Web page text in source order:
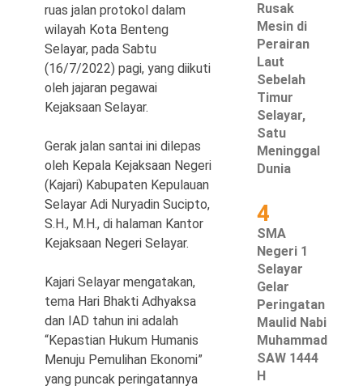
Copyright
Waspada
Theme
ruas jalan protokol dalam
wilayah Kota Benteng
Selayar, pada Sabtu
(16/7/2022) pagi, yang diikuti
oleh jajaran pegawai
Kejaksaan Selayar.
Gerak jalan santai ini dilepas
oleh Kepala Kejaksaan Negeri
(Kajari) Kabupaten Kepulauan
Selayar Adi Nuryadin Sucipto,
S.H., M.H., di halaman Kantor
Kejaksaan Negeri Selayar.
Kajari Selayar mengatakan,
tema Hari Bhakti Adhyaksa
dan IAD tahun ini adalah
“Kepastian Hukum Humanis
Menuju Pemulihan Ekonomi”
yang puncak peringatannya
Rusak
Mesin di
Perairan
Laut
Sebelah
Timur
Selayar,
Satu
Meninggal
Dunia
4
SMA
Negeri 1
Selayar
Gelar
Peringatan
Maulid Nabi
Muhammad
SAW 1444
H